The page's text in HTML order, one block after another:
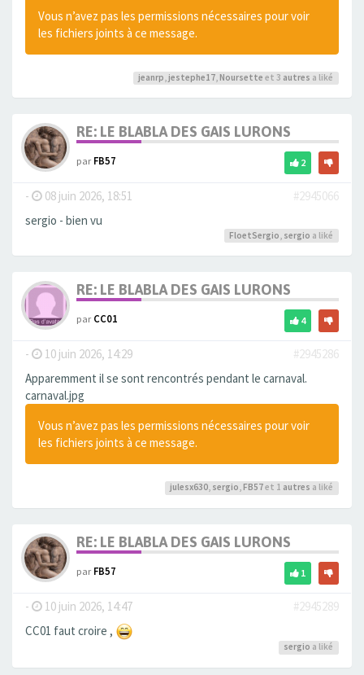
Vous n’avez pas les permissions nécessaires pour voir
les fichiers joints à ce message.
jeanrp, jestephe17, Noursette et 3 autres a liké
RE: LE BLABLA DES GAIS LURONS
parFB57 2
- 08 juin 2026, 18:51
#2945066
sergio - bien vu
FloetSergio sergio a liké
RE: LE BLABLA DES GAIS LURONS
parCC01 4
- 10 juin 2026, 14:29
#2945286
Apparemment il se sont rencontrés pendant le carnaval.
carnaval.jpg
Vous n’avez pas les permissions nécessaires pour voir
les fichiers joints à ce message.
julesx630, sergio, FB57et 1 autres a liké
RE: LE BLABLA DES GAIS LURONS
parFB57 1
- 10 juin 2026, 14:47
#2945289
CC01 faut croire ,
sergio a liké